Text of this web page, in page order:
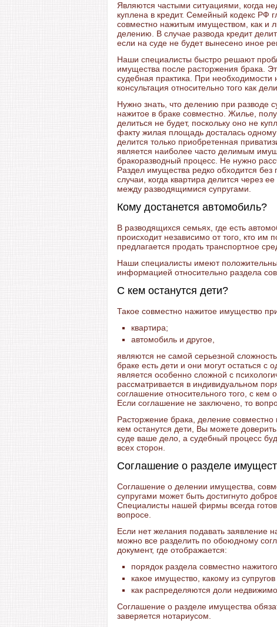
Являются частыми ситуациями, когда
куплена в кредит. Семейный кодекс РФ
совместно нажитым имуществом, как и
делению. В случае развода кредит
если на суде не будет вынесено иное
Наши специалисты быстро решают
имущества после расторжения брака.
судебная практика. При
консультация относительно того как
Нужно знать, что делению при разводе
нажитое в браке совместно. Жилье,
делиться не будет, поскольку оно не
факту жилая площадь досталась
делится только приобретенная
является наиболее часто делимым
бракоразводный процесс. Не нужно
Раздел имущества редко обходится
случаи, когда квартира делится через
между разводящимися супругами.
Кому достанется автомобиль?
В разводящихся семьях, где есть
происходит независимо от того, кто им
предлагается продать транспортное
Наши специалисты имеют
информацией относительно раздела
С кем останутся дети?
Такое совместно нажитое имущество
квартира;
автомобиль и другое,
являются не самой серьезной
браке есть дети и они могут остаться
является особенно сложной с
рассматривается в индивидуальном
соглашение относительного того, с кем
Если соглашение не заключено, то
Расторжение брака, деление
кем останутся дети, Вы можете
суде ваше дело, а судебный процесс
всех сторон.
Соглашение о разделе
Соглашение о делении имущества,
супругами может быть достигнуто
Специалисты нашей фирмы всегда
вопросе.
Если нет желания подавать заявление
можно все разделить по обоюдному
документ, где отображается:
порядок раздела совместно
какое имущество, какому из
как распределяются доли
Соглашение о разделе имущества
заверяется нотариусом.